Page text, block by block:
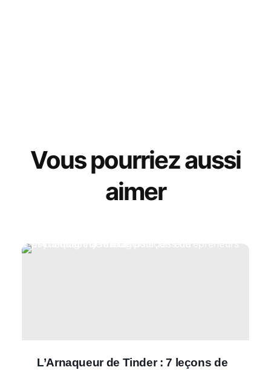
Vous pourriez aussi
aimer
L’Arnaqueur de Tinder : 7 leçons de